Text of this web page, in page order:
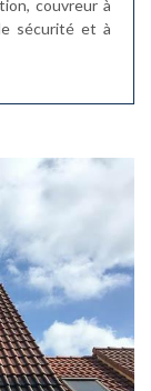
couvreur à
sécurité et à